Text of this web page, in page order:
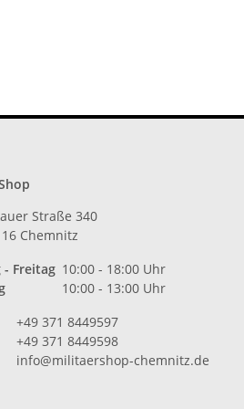
Straße 340
Chemnitz
Freitag 10:00 - 18:00 Uhr
10:00 - 13:00 Uhr
+49 371 8449597
+49 371 8449598
info@militaershop-chemnitz.de